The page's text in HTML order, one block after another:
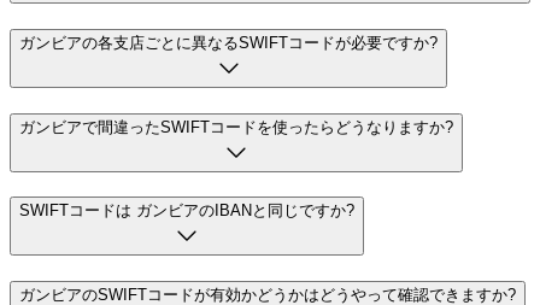
ガンビアの各支店ごとに異なるSWIFTコードが必要ですか?
ガンビアで間違ったSWIFTコードを使ったらどうなりますか?
SWIFTコードは ガンビアのIBANと同じですか?
ガンビアのSWIFTコードが有効かどうかはどうやって確認できますか?